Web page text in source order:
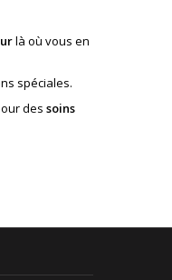
là où vous en
spéciales.
des soins